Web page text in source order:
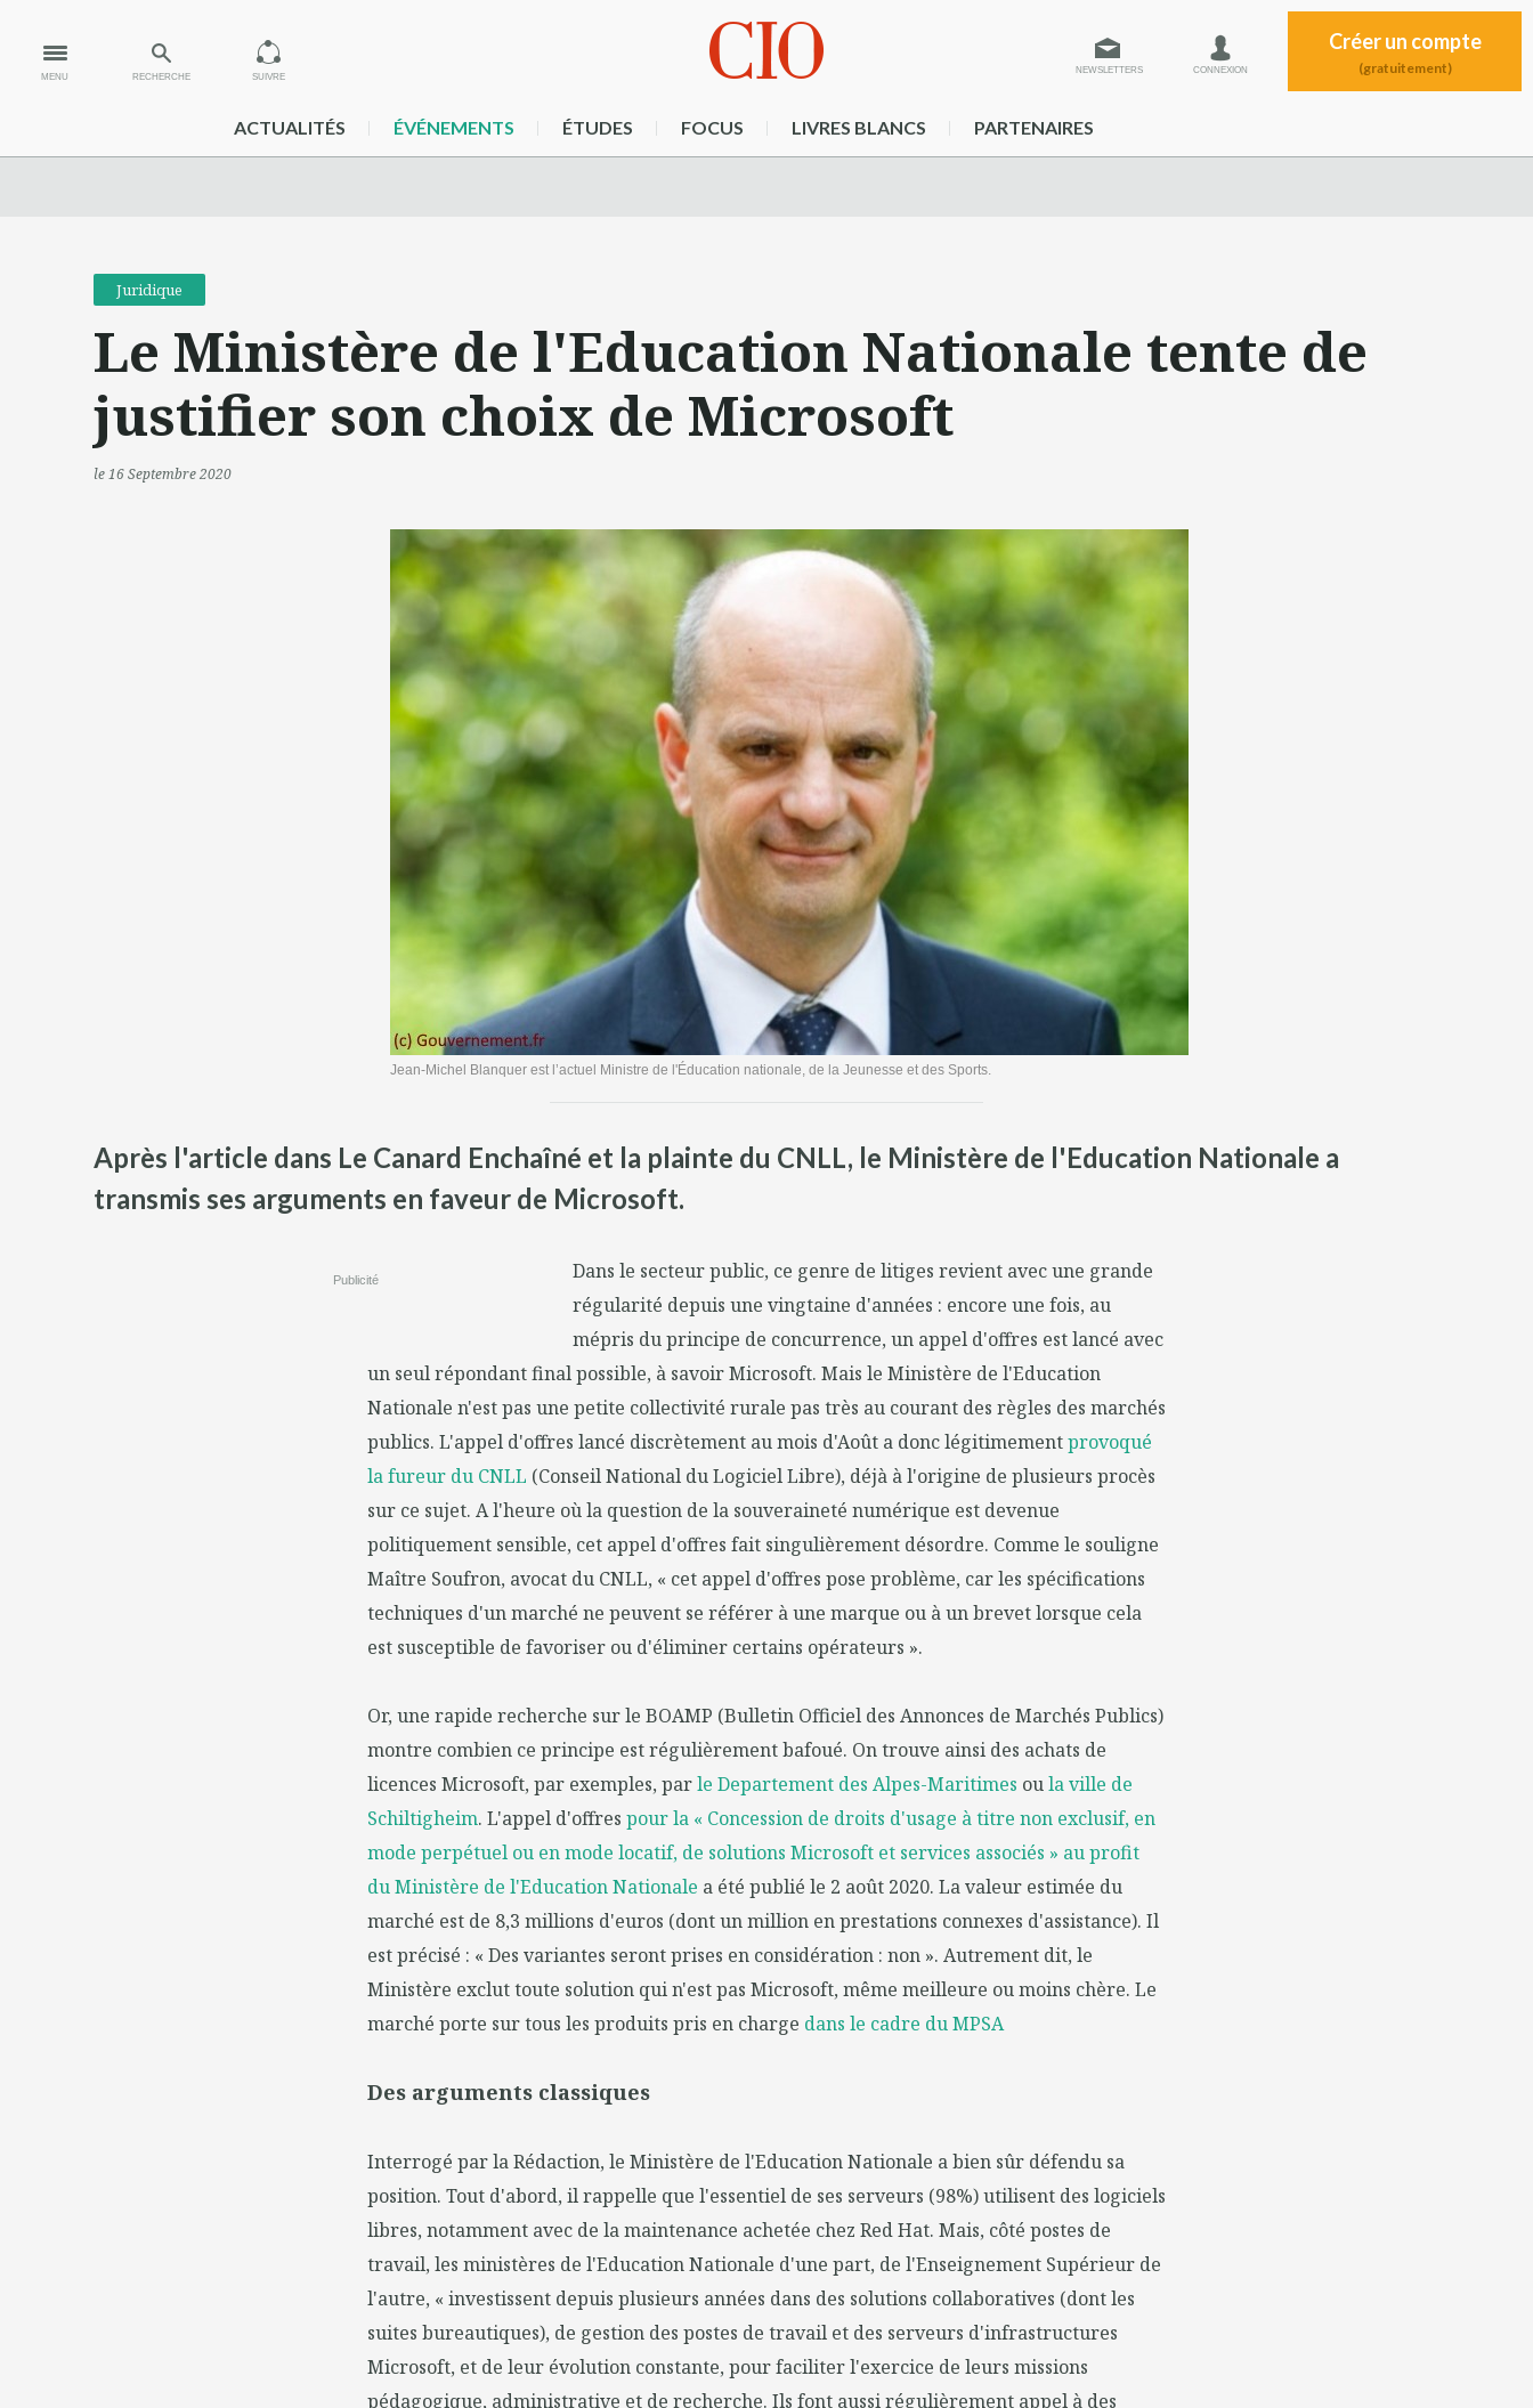
MENU RECHERCHE SUIVRE
NEWSLETTERS CONNEXION
Créer un compte
(gratuitement)
ACTUALITÉS ÉVÉNEMENTS ÉTUDES FOCUS LIVRES BLANCS PARTENAIRES
Juridique
Le Ministère de l'Education Nationale tente de
justifier son choix de Microsoft
le 16 Septembre 2020
Jean-Michel Blanquer est l’actuel Ministre de l'Éducation nationale, de la Jeunesse et des Sports.
Après l'article dans Le Canard Enchaîné et la plainte du CNLL, le Ministère de l'Education Nationale a
transmis ses arguments en faveur de Microsoft.
Publicité
Dans le secteur public, ce genre de litiges revient avec une grande
régularité depuis une vingtaine d'années : encore une fois, au
mépris du principe de concurrence, un appel d'offres est lancé avec
un seul répondant final possible, à savoir Microsoft. Mais le Ministère de l'Education
Nationale n'est pas une petite collectivité rurale pas très au courant des règles des marchés
publics. L'appel d'offres lancé discrètement au mois d'Août a donc légitimementprovoqué
la fureur du CNLL (Conseil National du Logiciel Libre), déjà à l'origine de plusieurs procès
sur ce sujet. A l'heure où la question de la souveraineté numérique est devenue
politiquement sensible, cet appel d'offres fait singulièrement désordre. Comme le souligne
Maître Soufron, avocat du CNLL, « cet appel d'offres pose problème, car les spécifications
techniques d'un marché ne peuvent se référer à une marque ou à un brevet lorsque cela
est susceptible de favoriser ou d'éliminer certains opérateurs ».
Or, une rapide recherche sur le BOAMP (Bulletin Officiel des Annonces de Marchés Publics)
montre combien ce principe est régulièrement bafoué. On trouve ainsi des achats de
licences Microsoft, par exemples, parle Departement des Alpes-Maritimes oula ville de
Schiltigheim. L'appel d'offres pour la « Concession de droits d'usage à titre non exclusif, en
mode perpétuel ou en mode locatif, de solutions Microsoft et services associés » au profit
du Ministère de l'Education Nationale a été publié le 2 août 2020. La valeur estimée du
marché est de 8,3 millions d'euros (dont un million en prestations connexes d'assistance). Il
est précisé : « Des variantes seront prises en considération : non ». Autrement dit, le
Ministère exclut toute solution qui n'est pas Microsoft, même meilleure ou moins chère. Le
marché porte sur tous les produits pris en charge dans le cadre du MPSA
Des arguments classiques
Interrogé par la Rédaction, le Ministère de l'Education Nationale a bien sûr défendu sa
position. Tout d'abord, il rappelle que l'essentiel de ses serveurs (98%) utilisent des logiciels
libres, notamment avec de la maintenance achetée chez Red Hat. Mais, côté postes de
travail, les ministères de l'Education Nationale d'une part, de l'Enseignement Supérieur de
l'autre, « investissent depuis plusieurs années dans des solutions collaboratives (dont les
suites bureautiques), de gestion des postes de travail et des serveurs d'infrastructures
Microsoft, et de leur évolution constante, pour faciliter l'exercice de leurs missions
pédagogique, administrative et de recherche. Ils font aussi régulièrement appel à des